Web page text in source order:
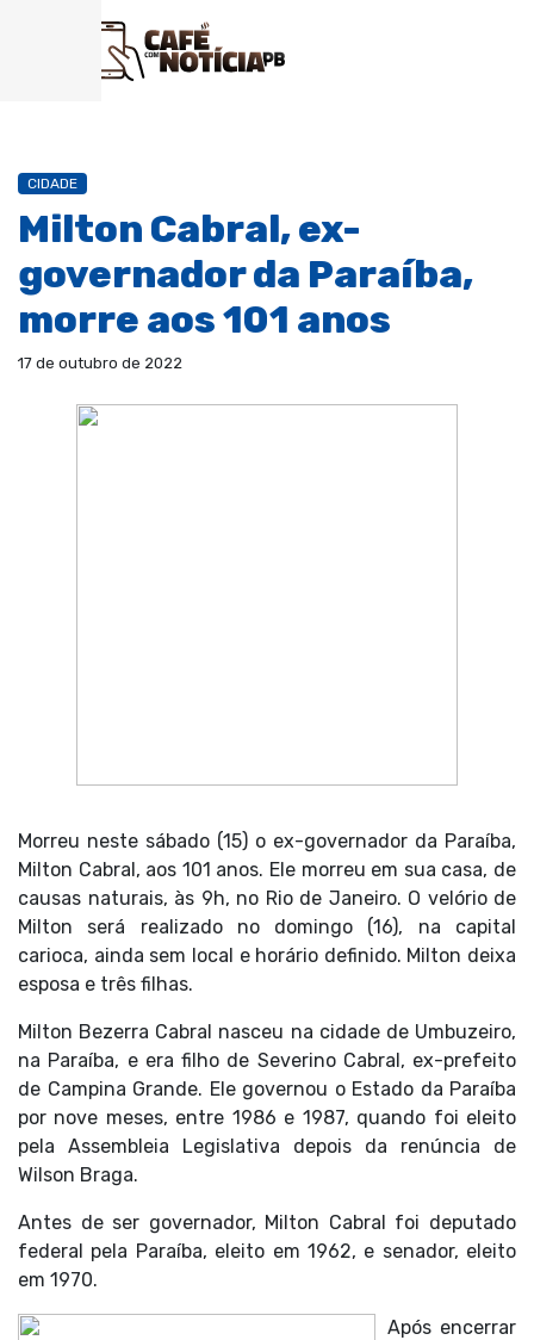
CIDADE
Milton Cabral, ex-
governador da Paraíba,
morre aos 101 anos
17 de outubro de 2022
Morreu neste sábado (15) o ex-governador da Paraíba,
Milton Cabral, aos 101 anos. Ele morreu em sua casa, de
causas naturais, às 9h, no Rio de Janeiro. O velório de
Milton será realizado no domingo (16), na capital
carioca, ainda sem local e horário definido. Milton deixa
esposa e três filhas.
Milton Bezerra Cabral nasceu na cidade de Umbuzeiro,
na Paraíba, e era filho de Severino Cabral, ex-prefeito
de Campina Grande. Ele governou o Estado da Paraíba
por nove meses, entre 1986 e 1987, quando foi eleito
pela Assembleia Legislativa depois da renúncia de
Wilson Braga.
Antes de ser governador, Milton Cabral foi deputado
federal pela Paraíba, eleito em 1962, e senador, eleito
em 1970.
Após encerrar